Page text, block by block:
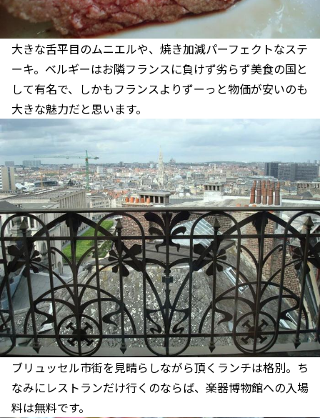
大きな舌平目のムニエルや、焼き加減パーフェクトなステ
ーキ。ベルギーはお隣フランスに負けず劣らず美食の国と
して有名で、しかもフランスよりずーっと物価が安いのも
大きな魅力だと思います。
ブリュッセル市街を見晴らしながら頂くランチは格別。ち
なみにレストランだけ行くのならば、楽器博物館への入場
料は無料です。